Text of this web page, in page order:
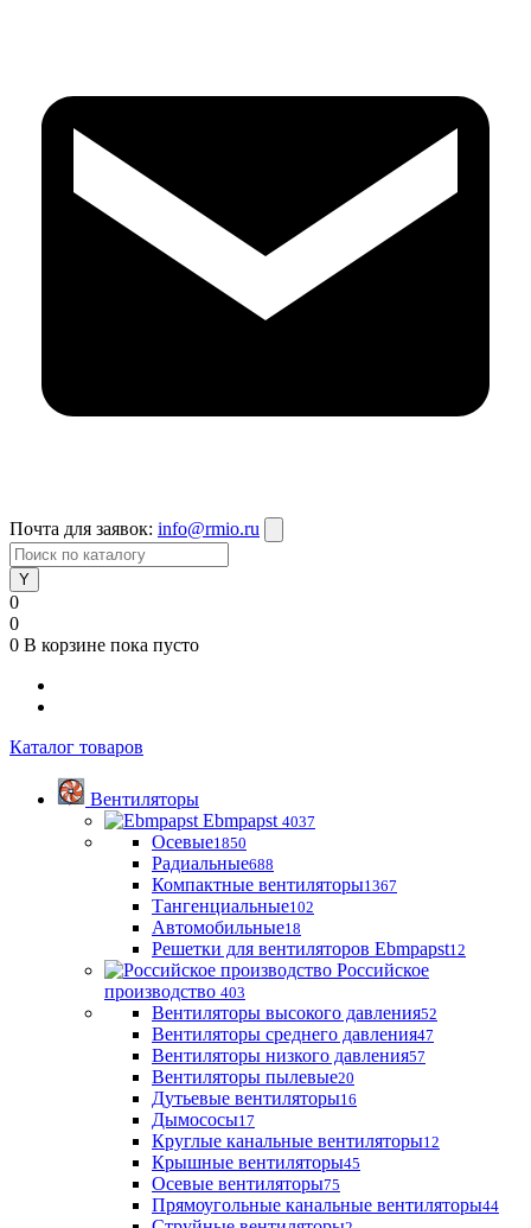
Почта для заявок: info@rmio.ru
0
0
0 В корзине пока пусто
Каталог товаров
Вентиляторы
Ebmpapst 4037
Осевые1850
Радиальные688
Компактные вентиляторы1367
Тангенциальные102
Автомобильные18
Решетки для вентиляторов Ebmpapst12
Российское
производство 403
Вентиляторы высокого давления52
Вентиляторы среднего давления47
Вентиляторы низкого давления57
Вентиляторы пылевые20
Дутьевые вентиляторы16
Дымососы17
Круглые канальные вентиляторы12
Крышные вентиляторы45
Осевые вентиляторы75
Прямоугольные канальные вентиляторы44